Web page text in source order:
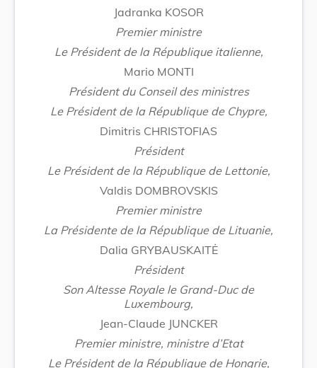
Jadranka KOSOR
Premier ministre
Le Président de la République italienne,
Mario MONTI
Président du Conseil des ministres
Le Président de la République de Chypre,
Dimitris CHRISTOFIAS
Président
Le Président de la République de Lettonie,
Valdis DOMBROVSKIS
Premier ministre
La Présidente de la République de Lituanie,
Dalia GRYBAUSKAITĖ
Président
Son Altesse Royale le Grand-Duc de
Luxembourg,
Jean-Claude JUNCKER
Premier ministre, ministre d’Etat
Le Président de la République de Hongrie,